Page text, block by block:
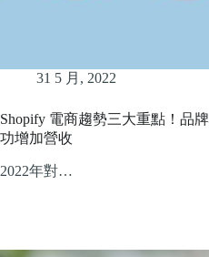
31 5 月, 2022
Shopify 電商趨勢三大重點！品
功增加營收
2022年對…